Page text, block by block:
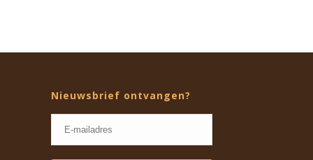
Nieuwsbrief ontvangen?